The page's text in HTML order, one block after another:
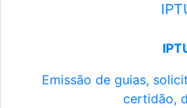
Emissão de guias,
certidão,